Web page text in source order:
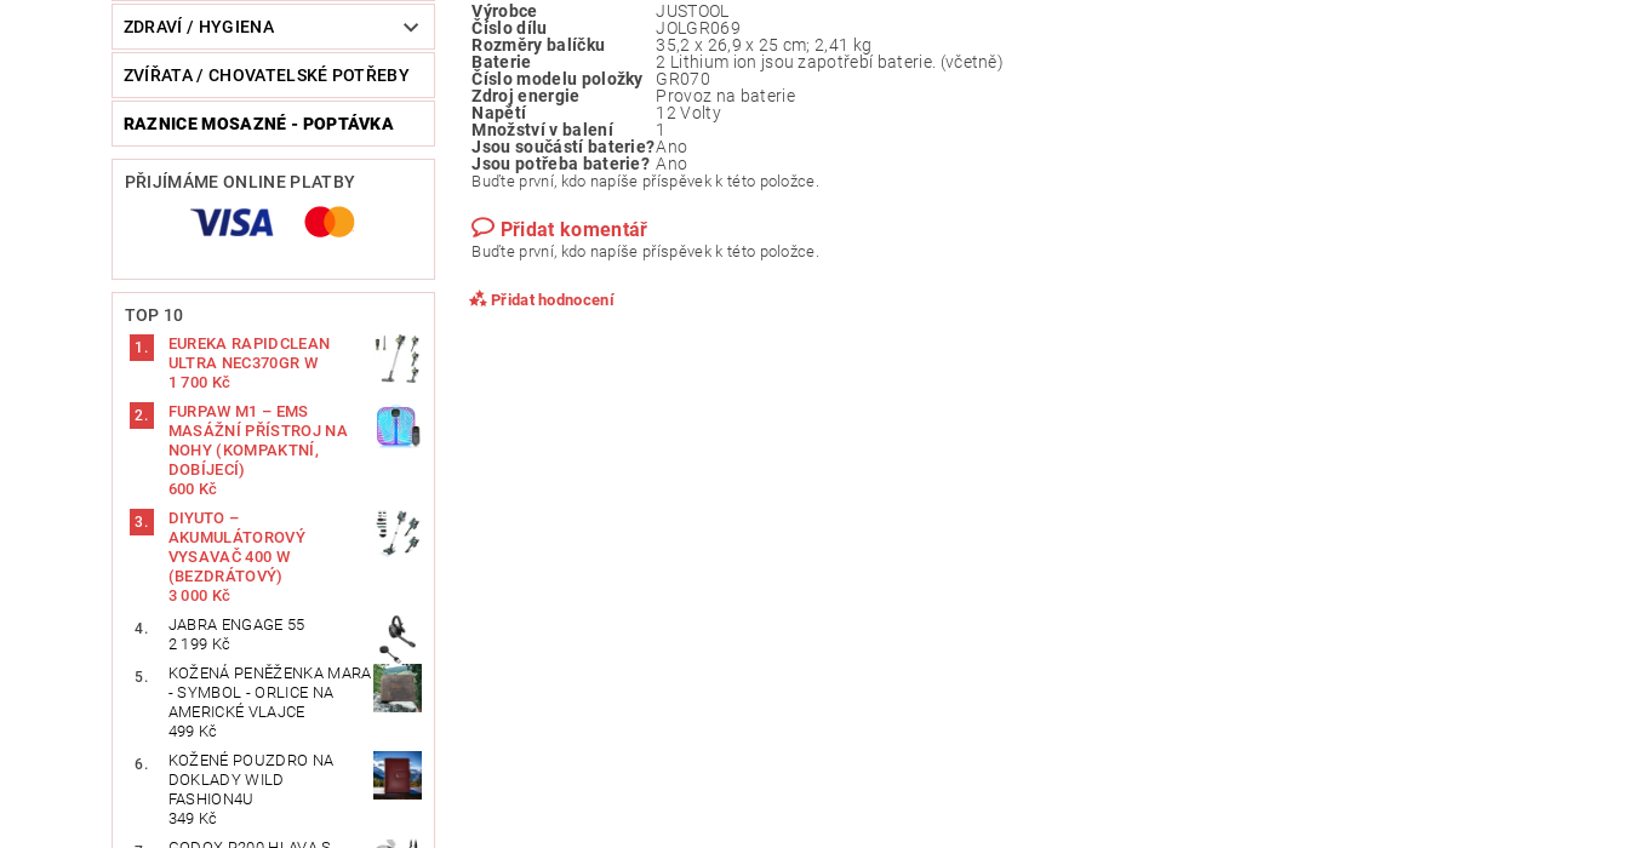
ZDRAVÍ / HYGIENA
ZVÍŘATA / CHOVATELSKÉ POTŘEBY
RAZNICE MOSAZNÉ - POPTÁVKA
PŘIJÍMÁME ONLINE PLATBY
TOP 10
EUREKA RAPIDCLEAN
ULTRA NEC370GR W
1 700 Kč
FURPAW M1 – EMS
MASÁŽNÍ PŘÍSTROJ NA
NOHY (KOMPAKTNÍ,
DOBÍJECÍ)
600 Kč
DIYUTO –
AKUMULÁTOROVÝ
VYSAVAČ 400 W
(BEZDRÁTOVÝ)
3 000 Kč
JABRA ENGAGE 55
2 199 Kč
KOŽENÁ PENĚŽENKA MARA
- SYMBOL - ORLICE NA
AMERICKÉ VLAJCE
499 Kč
KOŽENÉ POUZDRO NA
DOKLADY WILD
FASHION4U
349 Kč
Výrobce
‎JUSTOOL
Číslo dílu
‎JOLGR069
Rozměry balíčku
‎35,2 x 26,9 x 25 cm; 2,41 kg
Baterie
‎2 Lithium ion jsou zapotřebí baterie. (včetně)
Číslo modelu položky
‎GR070
Zdroj energie
‎Provoz na baterie
Napětí
‎12 Volty
Množství v balení
‎1
Jsou součástí baterie?‎Ano
Jsou potřeba baterie? ‎Ano
Buďte první, kdo napíše příspěvek k této položce.
Přidat komentář
Buďte první, kdo napíše příspěvek k této položce.
Přidat hodnocení